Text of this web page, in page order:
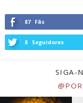
87 Fãs
8 Seguidores
SIGA-